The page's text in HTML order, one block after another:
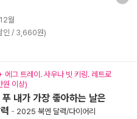
월
인 / 3,660원)
에그 트레이. 사우나 빗 키링. 레트로
원 이상)
내가 가장 좋아하는 날은
- 2025 북엔 달력/다이어리